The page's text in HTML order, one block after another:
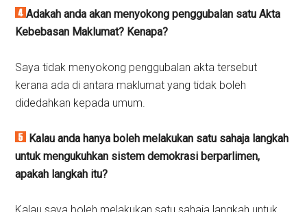
Adakah anda akan menyokong penggubalan satu Akta
Kebebasan Maklumat? Kenapa?
Saya tidak menyokong penggubalan akta tersebut
kerana ada di antara maklumat yang tidak boleh
didedahkan kepada umum.
Kalau anda hanya boleh melakukan satu sahaja langkah
untuk mengukuhkan sistem demokrasi berparlimen,
apakah langkah itu?